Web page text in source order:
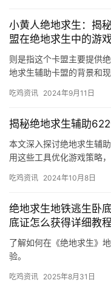
小黄人绝地求生：揭
盟在绝地求生中的游
则是指这个卡盟主要提供
地求生辅助卡盟的背景和
吃鸡资讯 2024年9月11日
揭秘绝地求生辅助
本文深入探讨绝地求生辅
用这些工具优化游戏策略
吃鸡资讯 2024年10月8日
绝地求生地铁逃生卧
底证怎么获得详细教程
了解如何在《绝地求生》
验。
吃鸡资讯 2025年8月31日